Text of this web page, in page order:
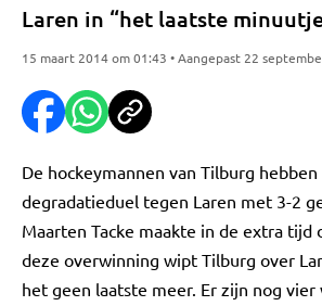
Laren in “het laatste
15 maart 2014 om 01:43 • Aangepast 22
De hockeymannen van Tilburg
degradatieduel tegen Laren met 3-2
Maarten Tacke maakte in de extra tijd
deze overwinning wipt Tilburg over
het geen laatste meer. Er zijn nog